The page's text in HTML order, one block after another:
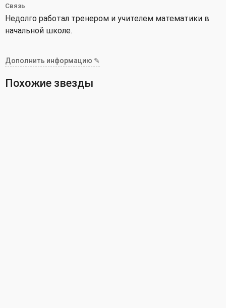
Связь
Недолго работал тренером и учителем математики в
начальной школе.
Дополнить информацию ✎
Похожие звезды